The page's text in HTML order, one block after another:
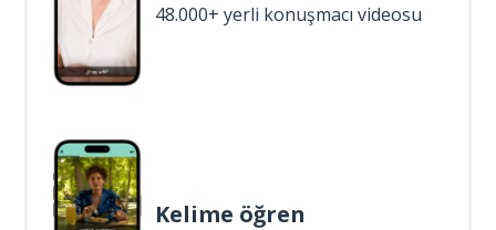
48.000+ yerli konuşmacı videosu
Kelime öğren